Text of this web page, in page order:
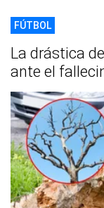
FÚTBOL
La drástica
ante el